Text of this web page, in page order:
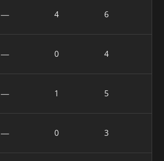
— 4 6
— 0 4
— 1 5
— 0 3